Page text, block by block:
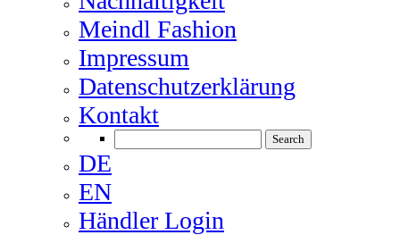
Meindl Fashion
Impressum
Datenschutzerklärung
Kontakt
DE
EN
Händler Login